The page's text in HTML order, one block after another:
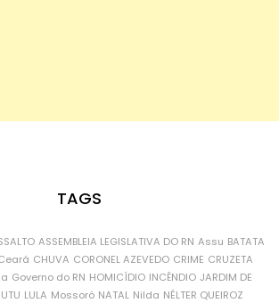
TAGS
ASSEMBLEIA LEGISLATIVA DO RN Assu BATATA
CHUVA CORONEL AZEVEDO CRIME CRUZETA
Governo do RN HOMICÍDIO INCÊNDIO JARDIM DE
LULA Mossoró NATAL Nilda NÉLTER QUEIROZ